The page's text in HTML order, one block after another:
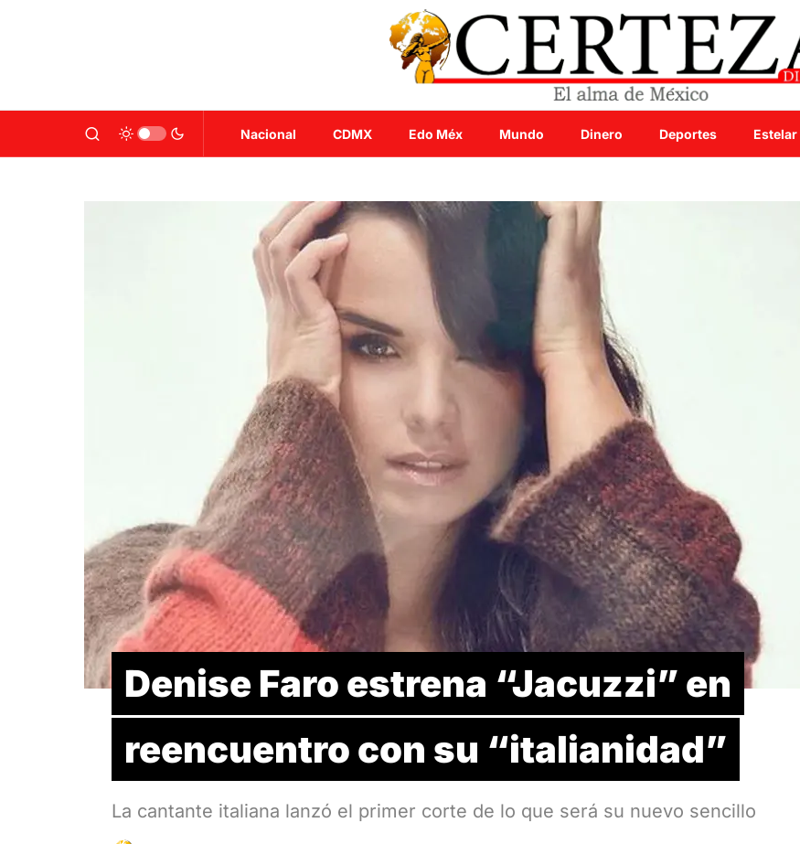
Nacional CDMX Edo Méx Mundo Dinero Deportes Estelar
Denise Faro estrena “Jacuzzi” en
reencuentro con su “italianidad”
La cantante italiana lanzó el primer corte de lo que será su nuevo sencillo